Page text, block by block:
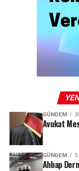
GÜNDEM
Avukat
GÜNDEM 5
Ahbap